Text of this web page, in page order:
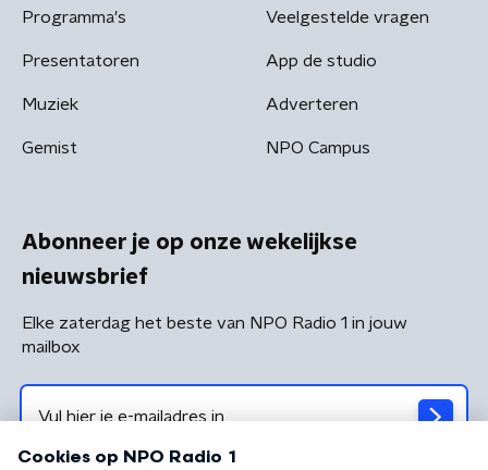
Programma's
Presentatoren
Muziek
Gemist
Veelgestelde vragen
App de studio
Adverteren
NPO Campus
Abonneer je op onze wekelijkse
nieuwsbrief
Elke zaterdag het beste van NPO Radio 1 in jouw
mailbox